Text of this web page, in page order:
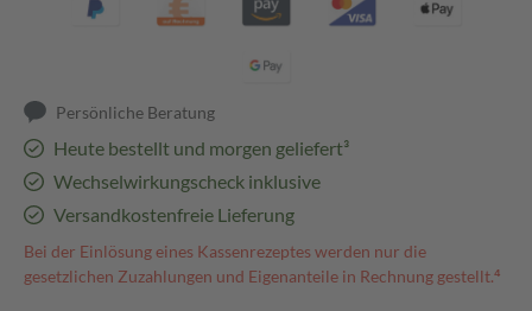
Persönliche Beratung
Heute bestellt und morgen geliefert³
Wechselwirkungscheck inklusive
Versandkostenfreie Lieferung
Bei der Einlösung eines Kassenrezeptes werden nur die
gesetzlichen Zuzahlungen und Eigenanteile in Rechnung gestellt.⁴